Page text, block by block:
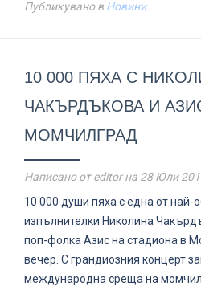
Публикувано вНовини
10 000 ПЯХА С
ЧАКЪРДЪКОВА И
МОМЧИЛГРАД
Написано от editor на 28 Юли
10 000 души пяха с една от най-
изпълнителки Николина
поп-фолка Азис на стадиона в
вечер. С грандиозния концерт
международна среща на